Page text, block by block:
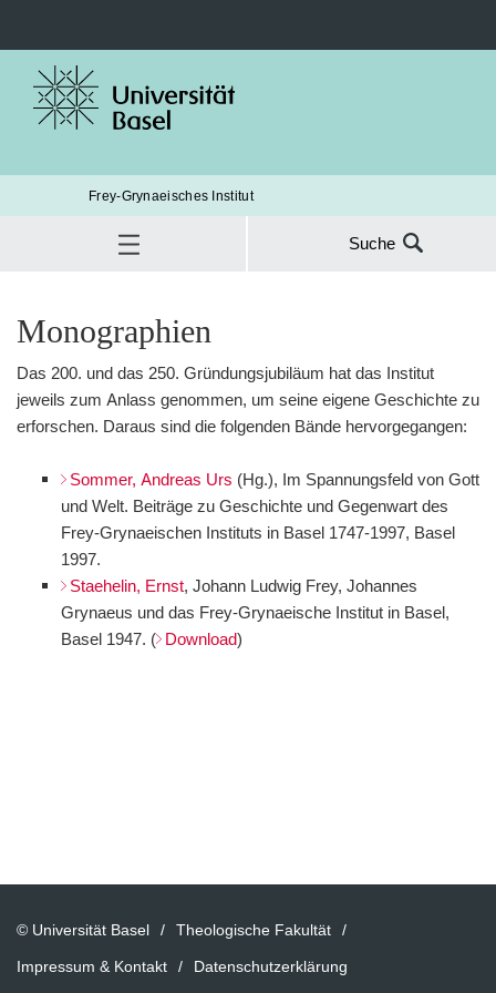
Frey-Grynaeisches Institut
Suche
Monographien
Das 200. und das 250. Gründungsjubiläum hat das Institut
jeweils zum Anlass genommen, um seine eigene Geschichte zu
erforschen. Daraus sind die folgenden Bände hervorgegangen:
Sommer, Andreas Urs (Hg.), Im Spannungsfeld von Gott
und Welt. Beiträge zu Geschichte und Gegenwart des
Frey-Grynaeischen Instituts in Basel 1747-1997, Basel
1997.
Staehelin, Ernst, Johann Ludwig Frey, Johannes
Grynaeus und das Frey-Grynaeische Institut in Basel,
Basel 1947. ( Download)
© Universität Basel
Theologische Fakultät
Impressum & Kontakt
Datenschutzerklärung